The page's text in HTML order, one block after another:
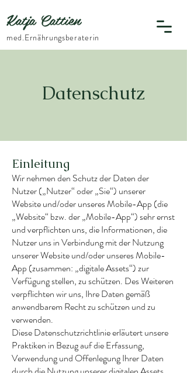
Katja Cattien
​med.Ernährungsberaterin
Datenschutz
Einleitung
Wir nehmen den Schutz der Daten der
Nutzer („Nutzer“ oder „Sie“) unserer
Website und/oder unseres Mobile-App (die
„Website“ bzw. der „Mobile-App“) sehr ernst
und verpflichten uns, die Informationen, die
Nutzer uns in Verbindung mit der Nutzung
unserer Website und/oder unseres Mobile-
App (zusammen: „digitale Assets“) zur
Verfügung stellen, zu schützen. Des Weiteren
verpflichten wir uns, Ihre Daten gemäß
anwendbarem Recht zu schützen und zu
verwenden.
Diese Datenschutzrichtlinie erläutert unsere
Praktiken in Bezug auf die Erfassung,
Verwendung und Offenlegung Ihrer Daten